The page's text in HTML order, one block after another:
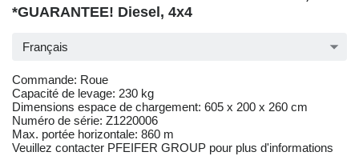
*GUARANTEE! Diesel, 4x4
Français
Commande: Roue
Capacité de levage: 230 kg
Dimensions espace de chargement: 605 x 200 x 260 cm
Numéro de série: Z1220006
Max. portée horizontale: 860 m
Veuillez contacter PFEIFER GROUP pour plus d'informations